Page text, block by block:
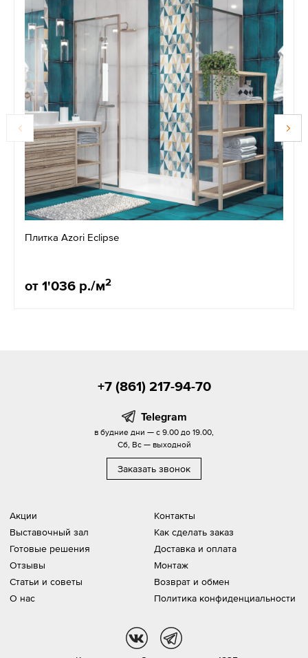
Плитка Azori Eclipse
от 1'036 р./м2
Акции
Выставочный зал
Готовые решения
Отзывы
Статьи и советы
О нас
Контакты
Как сделать заказ
Доставка и оплата
Монтаж
Возврат и обмен
Политика конфиденциальности
+7 (861) 217-94-70
Telegram
в будние дни — с 9.00 до 19.00,
Сб, Вс — выходной
Заказать звонок